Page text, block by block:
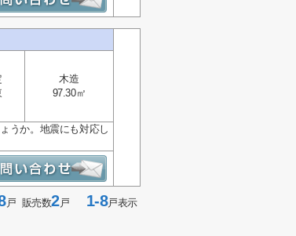
木造
97.30㎡
うか。地震にも対応し
戸 販売数2戸 1-8戸表示